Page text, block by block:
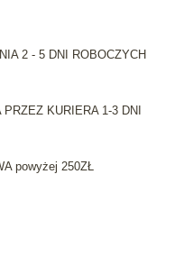
2 - 5 DNI ROBOCZYCH
KURIERA 1-3 DNI
powyżej 250ZŁ